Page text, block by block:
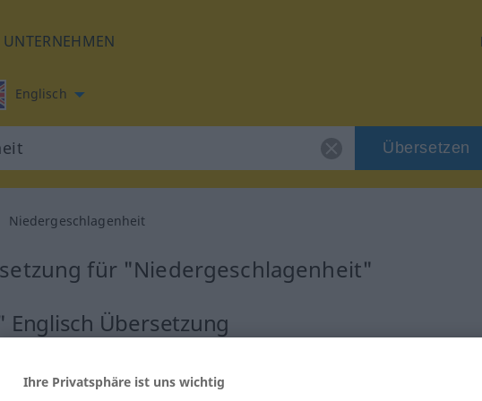
UNTERNEHMEN
Englisch
Übersetzen
Niedergeschlagenheit
für "Niedergeschlagenheit"
Übersetzung
: Femininum
Ihre Privatsphäre ist uns wichtig